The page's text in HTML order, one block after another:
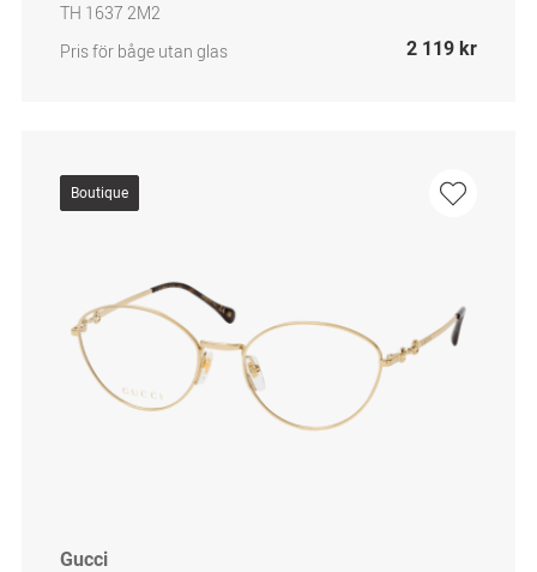
TH 1637 2M2
Pris för båge utan glas
2 119 kr
Boutique
Gucci